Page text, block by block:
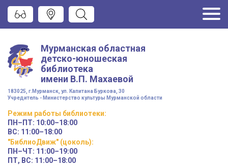
Мурманская областная
детско-юношеская
библиотека
имени В.П. Махаевой
183025, г.Мурманск, ул. Капитана Буркова, 30
Учредитель - Министерство культуры Мурманской области
Режим работы библиотеки:
ПН–ПТ: 10:00–18:00
ВС: 11:00–18:00
"БиблиоДвиж" (цоколь):
ПН–ЧТ: 11:00–19:00
ПТ, ВС: 11:00–18:00